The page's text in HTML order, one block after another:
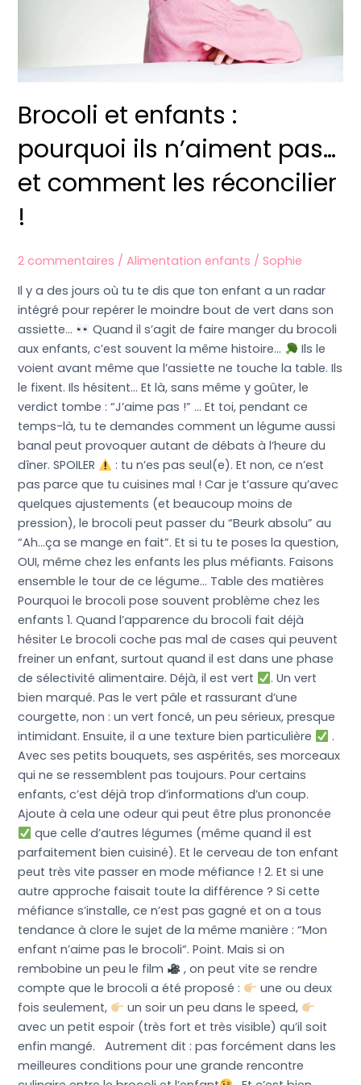
Brocoli et enfants :
pourquoi ils n’aiment pas…
et comment les réconcilier
!
2 commentaires /Alimentation enfants /Sophie
Il y a des jours où tu te dis que ton enfant a un radar
intégré pour repérer le moindre bout de vert dans son
assiette…
Quand il s’agit de faire manger du brocoli
aux enfants, c’est souvent la même histoire…
Ils le
voient avant même que l’assiette ne touche la table. Ils
le fixent. Ils hésitent… Et là, sans même y goûter, le
verdict tombe : “J’aime pas !” … Et toi, pendant ce
temps-là, tu te demandes comment un légume aussi
banal peut provoquer autant de débats à l’heure du
dîner. SPOILER
: tu n’es pas seul(e). Et non, ce n’est
pas parce que tu cuisines mal ! Car je t’assure qu’avec
quelques ajustements (et beaucoup moins de
pression), le brocoli peut passer du “Beurk absolu” au
“Ah…ça se mange en fait”. Et si tu te poses la question,
OUI, même chez les enfants les plus méfiants. Faisons
ensemble le tour de ce légume… Table des matières
Pourquoi le brocoli pose souvent problème chez les
enfants 1. Quand l’apparence du brocoli fait déjà
hésiter Le brocoli coche pas mal de cases qui peuvent
freiner un enfant, surtout quand il est dans une phase
de sélectivité alimentaire. Déjà, il est vert
. Un vert
bien marqué. Pas le vert pâle et rassurant d’une
courgette, non : un vert foncé, un peu sérieux, presque
intimidant. Ensuite, il a une texture bien particulière
.
Avec ses petits bouquets, ses aspérités, ses morceaux
qui ne se ressemblent pas toujours. Pour certains
enfants, c’est déjà trop d’informations d’un coup.
Ajoute à cela une odeur qui peut être plus prononcée
que celle d’autres légumes (même quand il est
parfaitement bien cuisiné). Et le cerveau de ton enfant
peut très vite passer en mode méfiance ! 2. Et si une
autre approche faisait toute la différence ? Si cette
méfiance s’installe, ce n’est pas gagné et on a tous
tendance à clore le sujet de la même manière : “Mon
enfant n’aime pas le brocoli“. Point. Mais si on
rembobine un peu le film
, on peut vite se rendre
compte que le brocoli a été proposé :
une ou deux
fois seulement,
un soir un peu dans le speed,
avec un petit espoir (très fort et très visible) qu’il soit
enfin mangé. Autrement dit : pas forcément dans les
meilleures conditions pour une grande rencontre
les
réconcilier
!